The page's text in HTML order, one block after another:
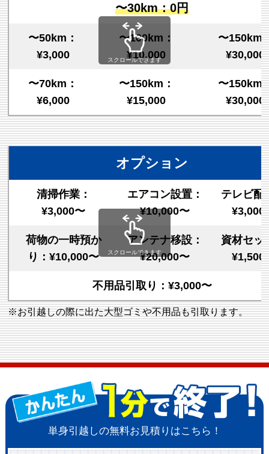
〜30km：0円
〜50km：
¥3,000
〜100km：
¥10,000
〜150km
¥30,000
〜70km：
¥6,000
〜150km：
¥15,000
〜150km
¥30,000
スクロールできます
オプション
清掃作業：
¥3,000〜
エアコン設置：
¥10,000〜
テレビ配
¥3,000
荷物の一時預か
り：¥10,000〜
アンテナ移設：
¥20,000〜
資材セッ
¥1,500
不用品引取り：¥3,000〜
スクロールできます
※お引越しの際に出た大型ゴミや不用品も引取ります。
単身引越しの無料お見積りはこちら！